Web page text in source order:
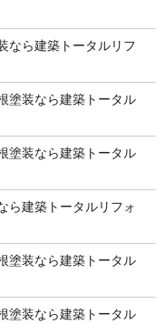
なら建築トータルリフ
塗装なら建築トータル
塗装なら建築トータル
ら建築トータルリフォ
塗装なら建築トータル
塗装なら建築トータル